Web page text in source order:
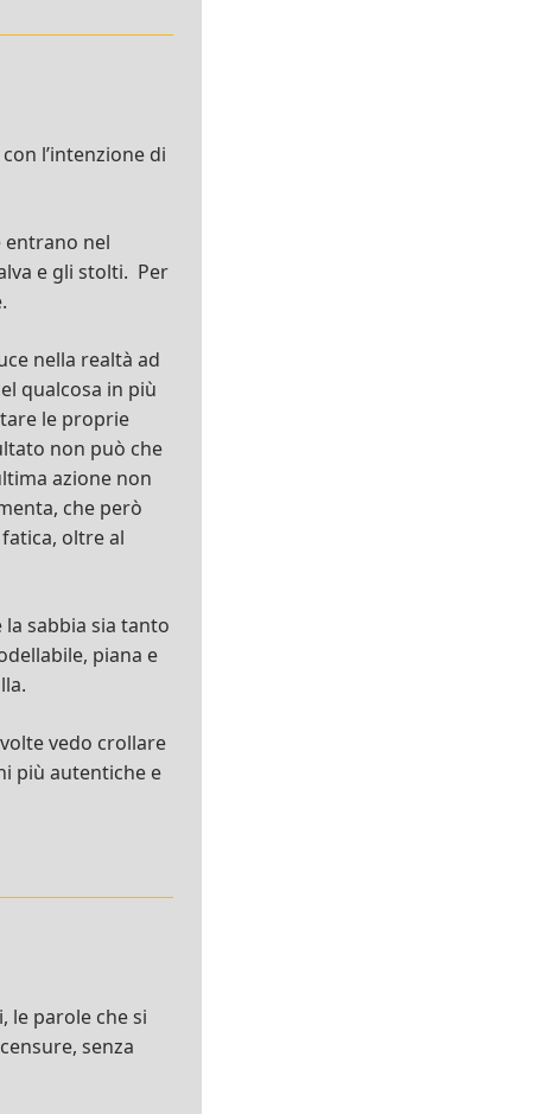
l’intenzione di
entrano nel
e gli stolti. Per
nella realtà ad
qualcosa in più
le proprie
non può che
azione non
che però
oltre al
sabbia sia tanto
piana e
vedo crollare
più autentiche e
le parole che si
senza